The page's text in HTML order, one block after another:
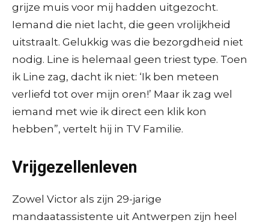
grijze muis voor mij hadden uitgezocht.
Iemand die niet lacht, die geen vrolijkheid
uitstraalt. Gelukkig was die bezorgdheid niet
nodig. Line is helemaal geen triest type. Toen
ik Line zag, dacht ik niet: ‘Ik ben meteen
verliefd tot over mijn oren!’ Maar ik zag wel
iemand met wie ik direct een klik kon
hebben”, vertelt hij in TV Familie.
Vrijgezellenleven
Zowel Victor als zijn 29-jarige
mandaatassistente uit Antwerpen zijn heel